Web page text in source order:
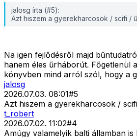
jalosg írta (#5):
Azt hiszem a gyerekharcosok / scifi /
Na igen fejlődésről majd
hanem éles űrháborút. Főgetlenül
könyvben mind arról szól, hogy a
jalosg
2026.07.03. 08:01#5
Azt hiszem a gyerekharcosok /
t_robert
2026.07.02. 11:02#4
Amúgy valamelyik balti államban